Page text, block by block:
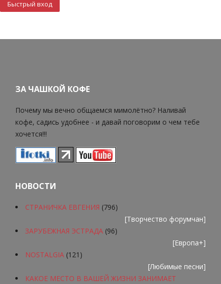
ЗА ЧАШКОЙ КОФЕ
Почему мы вечно общаемся мимолётно? Наливай
кофе, садись удобнее - и давай поговорим о чем тебе
хочется!!!
НОВОСТИ
СТРАНИЧКА ЕВГЕНИЯ (796)
[Творчество форумчан]
ЗАРУБЕЖНАЯ ЭСТРАДА (96)
[Европа+]
NOSTALGIA (121)
[Любимые песни]
КАКОЕ МЕСТО В ВАШЕЙ ЖИЗНИ ЗАНИМАЕТ